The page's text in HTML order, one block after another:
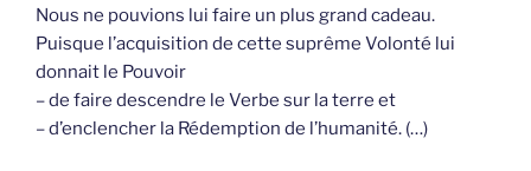
Nous ne pouvions lui faire un plus grand cadeau.
Puisque l’acquisition de cette suprême Volonté lui
donnait le Pouvoir
– de faire descendre le Verbe sur la terre et
– d’enclencher la Rédemption de l’humanité. (…)